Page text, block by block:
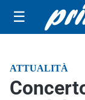
☰
ATTUALITÀ